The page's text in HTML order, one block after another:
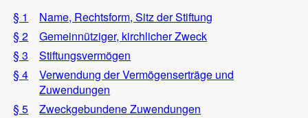
§ 1
Name, Rechtsform, Sitz der Stiftung
§ 2
Gemeinnütziger, kirchlicher Zweck
§ 3
Stiftungsvermögen
§ 4
Verwendung der Vermögenserträge und
Zuwendungen
§ 5
Zweckgebundene Zuwendungen